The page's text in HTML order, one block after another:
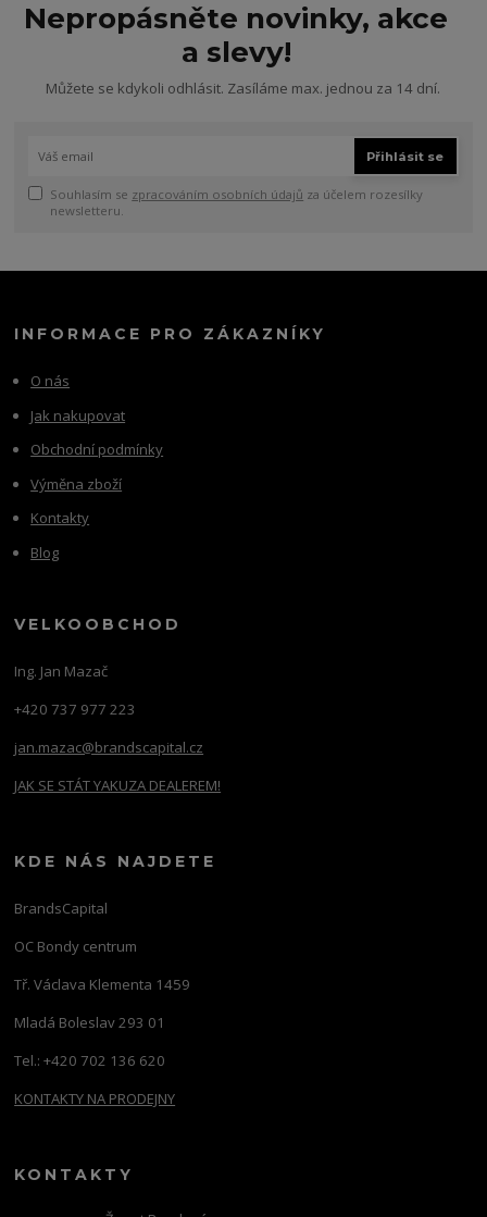
Nepropásněte novinky, akce
a slevy!
Můžete se kdykoli odhlásit. Zasíláme max. jednou za 14 dní.
Přihlásit se
Souhlasím se zpracováním osobních údajů za účelem rozesílky
newsletteru.
INFORMACE PRO ZÁKAZNÍKY
O nás
Jak nakupovat
Obchodní podmínky
Výměna zboží
Kontakty
Blog
VELKOOBCHOD
Ing. Jan Mazač
+420 737 977 223
jan.mazac@brandscapital.cz
JAK SE STÁT YAKUZA DEALEREM!
KDE NÁS NAJDETE
BrandsCapital
OC Bondy centrum
Tř. Václava Klementa 1459
Mladá Boleslav 293 01
Tel.: +420 702 136 620
KONTAKTY NA PRODEJNY
KONTAKTY